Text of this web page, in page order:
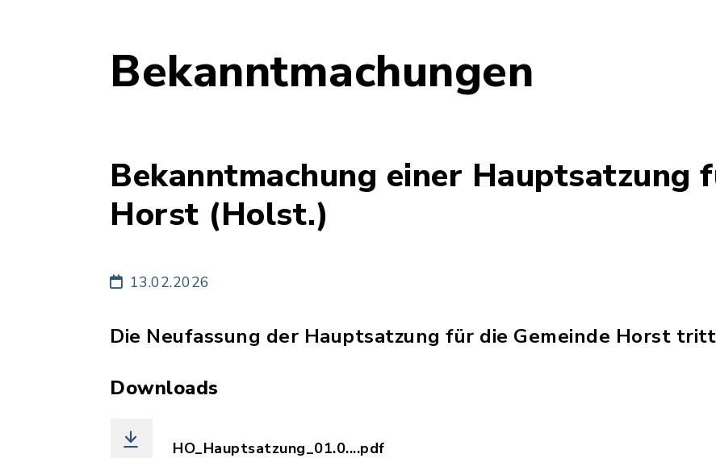
Bekanntmachungen
Bekanntmachung einer Hauptsatzung
Horst (Holst.)
13.02.2026
Die Neufassung der Hauptsatzung für die Gemeinde Horst
Downloads
HO_Hauptsatzung_01.0....pdf